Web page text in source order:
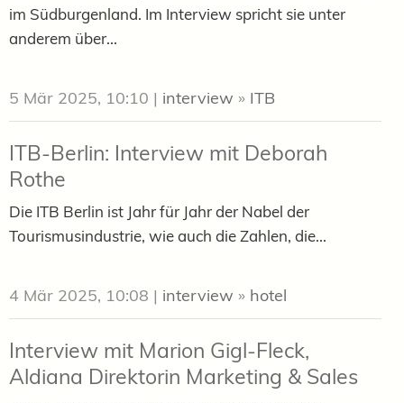
im Südburgenland. Im Interview spricht sie unter
anderem über...
5 Mär 2025, 10:10 | interview » ITB
ITB-Berlin: Interview mit Deborah
Rothe
Die ITB Berlin ist Jahr für Jahr der Nabel der
Tourismusindustrie, wie auch die Zahlen, die...
4 Mär 2025, 10:08 | interview » hotel
Interview mit Marion Gigl-Fleck,
Aldiana Direktorin Marketing & Sales